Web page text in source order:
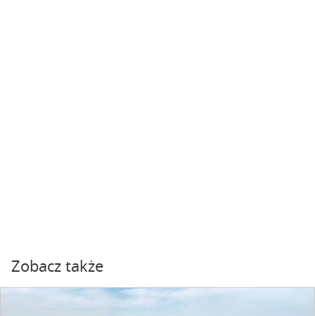
Zobacz także